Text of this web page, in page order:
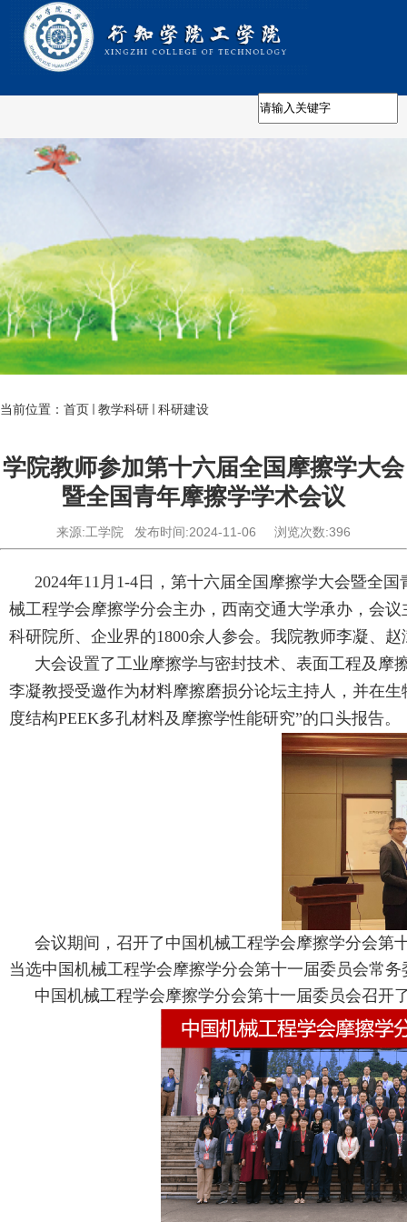
当前位置： 首页 教学科研 科研建设
学院教师参加第十六届全国摩擦学大会
暨全国青年摩擦学学术会议
来源:工学院 发布时间:2024-11-06 浏览次数:396
2024年11 月 1-4 日，第十六届全国摩擦学大会暨全
械工程学会摩擦学分会主办，西南交通大学承办，会
科研院所、企业界的1800余人参会。我院教师李凝、赵
大会设置了工业摩擦学与密封技术、表面工程及摩
李凝教授受邀作为材料摩擦磨损分论坛主持人，并在
度结构PEEK多孔材料及摩擦学性能研究”的口头报告。
会议期间，召开了中国机械工程学会摩擦学分会第
当选中国机械工程学会摩擦学分会第十一届委员会常务
中国机械工程学会摩擦学分会第十一届委员会召开